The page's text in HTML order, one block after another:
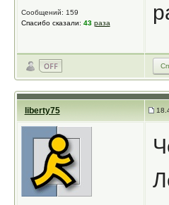
Сообщений: 159
Спасибо сказали: 43 раза
liberty75